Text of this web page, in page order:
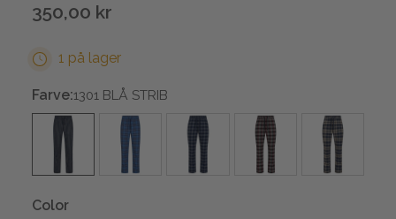
350,00 kr
1 på lager
Farve:1301 BLÅ STRIB
Color